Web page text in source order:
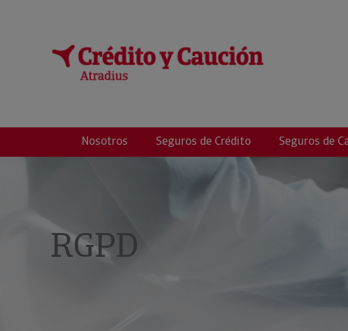
Nosotros Seguros de Crédito Seguros de
RGPD